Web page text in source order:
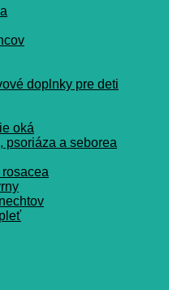
doplnky pre deti
oká
psoriáza a seborea